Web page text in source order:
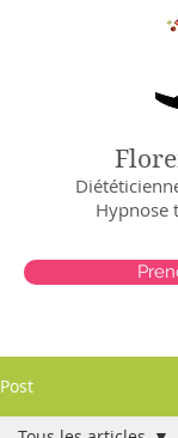
Hypnose
Post